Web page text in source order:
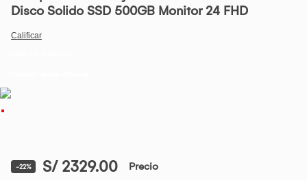
Disco Solido SSD 500GB Monitor 24 FHD
-22% S/ 2329.00 Precio